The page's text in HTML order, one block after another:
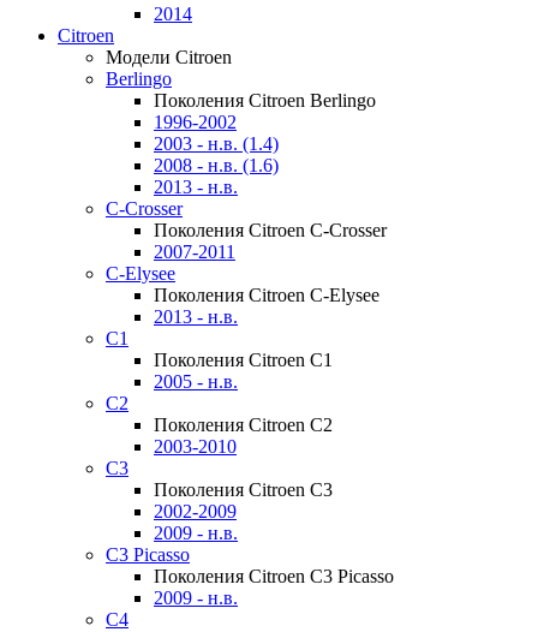
2014
Citroen
Модели Citroen
Berlingo
Поколения Citroen Berlingo
1996-2002
2003 - н.в. (1.4)
2008 - н.в. (1.6)
2013 - н.в.
C-Crosser
Поколения Citroen C-Crosser
2007-2011
C-Elysee
Поколения Citroen C-Elysee
2013 - н.в.
C1
Поколения Citroen C1
2005 - н.в.
C2
Поколения Citroen C2
2003-2010
C3
Поколения Citroen C3
2002-2009
2009 - н.в.
C3 Picasso
Поколения Citroen C3 Picasso
2009 - н.в.
C4